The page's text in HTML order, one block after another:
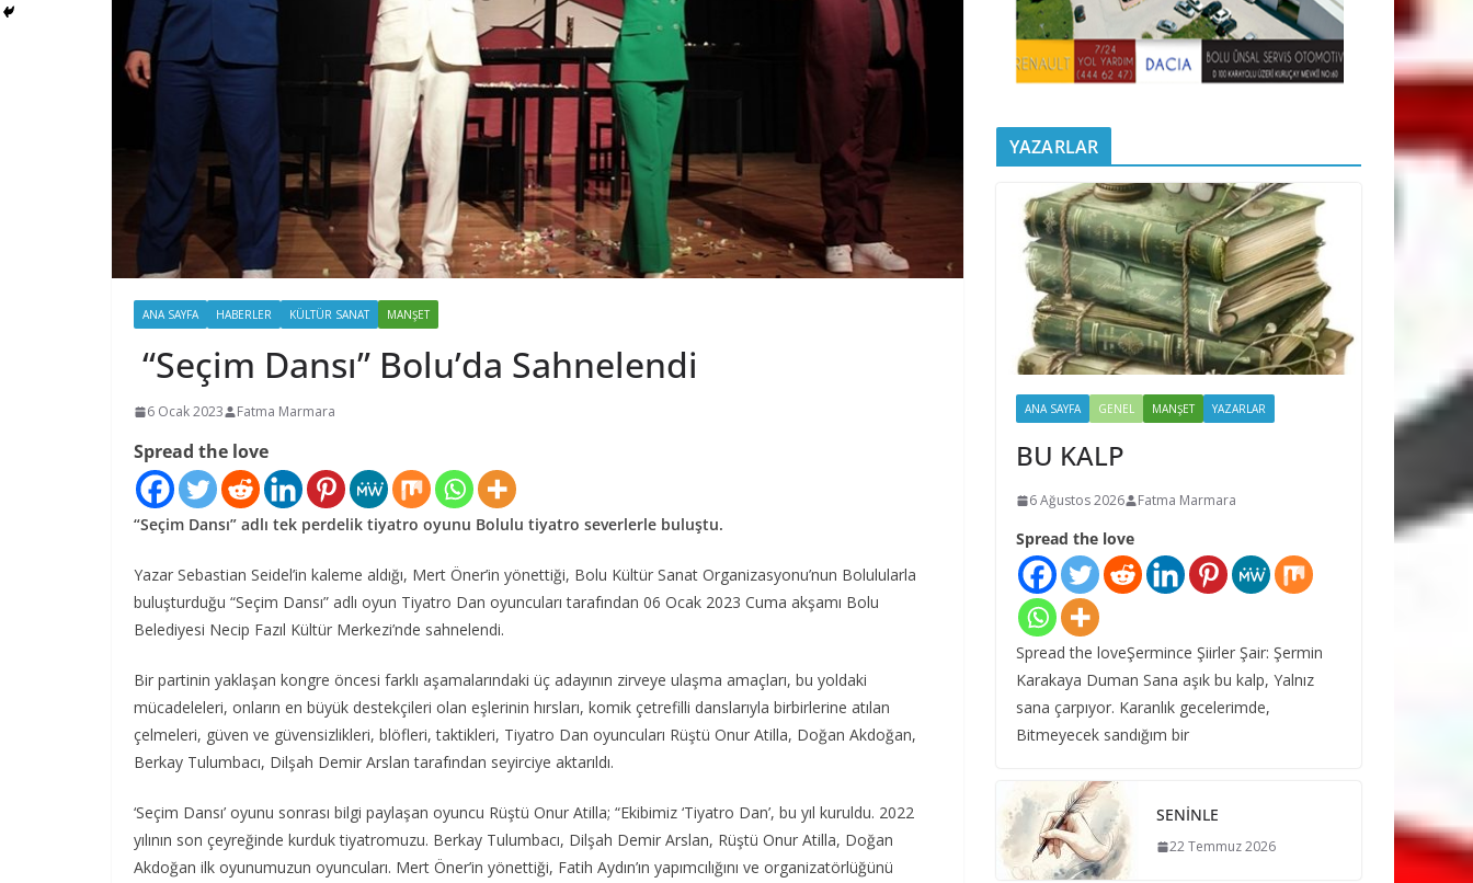
ANA SAYFA HABERLER KÜLTÜR SANAT MANŞET
“Seçim Dansı” Bolu’da Sahnelendi
6 Ocak 2023 Fatma Marmara
Spread the love
“Seçim Dansı” adlı tek perdelik tiyatro oyunu Bolulu tiyatro severlerle buluştu.
Yazar Sebastian Seidel’in kaleme aldığı, Mert Öner’in yönettiği, Bolu Kültür Sanat Organizasyonu’nun Bolulularla
buluşturduğu “Seçim Dansı” adlı oyun Tiyatro Dan oyuncuları tarafından 06 Ocak 2023 Cuma akşamı Bolu
Belediyesi Necip Fazıl Kültür Merkezi’nde sahnelendi.
Bir partinin yaklaşan kongre öncesi farklı aşamalarındaki üç adayının zirveye ulaşma amaçları, bu yoldaki
mücadeleleri, onların en büyük destekçileri olan eşlerinin hırsları, komik çetrefilli danslarıyla birbirlerine atılan
çelmeleri, güven ve güvensizlikleri, blöfleri, taktikleri, Tiyatro Dan oyuncuları Rüştü Onur Atilla, Doğan Akdoğan,
Berkay Tulumbacı, Dilşah Demir Arslan tarafından seyirciye aktarıldı.
‘Seçim Dansı’ oyunu sonrası bilgi paylaşan oyuncu Rüştü Onur Atilla; “Ekibimiz ‘Tiyatro Dan’, bu yıl kuruldu. 2022
yılının son çeyreğinde kurduk tiyatromuzu. Berkay Tulumbacı, Dilşah Demir Arslan, Rüştü Onur Atilla, Doğan
Akdoğan ilk oyunumuzun oyuncuları. Mert Öner’in yönettiği, Fatih Aydın’ın yapımcılığını ve organizatörlüğünü
YAZARLAR
ANA SAYFA GENEL MANŞET YAZARLAR
BU KALP
6 Ağustos 2026 Fatma Marmara
Spread the love
Spread the loveŞermince Şiirler Şair: Şermin
Karakaya Duman Sana aşık bu kalp, Yalnız
sana çarpıyor. Karanlık gecelerimde,
Bitmeyecek sandığım bir
SENİNLE
22 Temmuz 2026